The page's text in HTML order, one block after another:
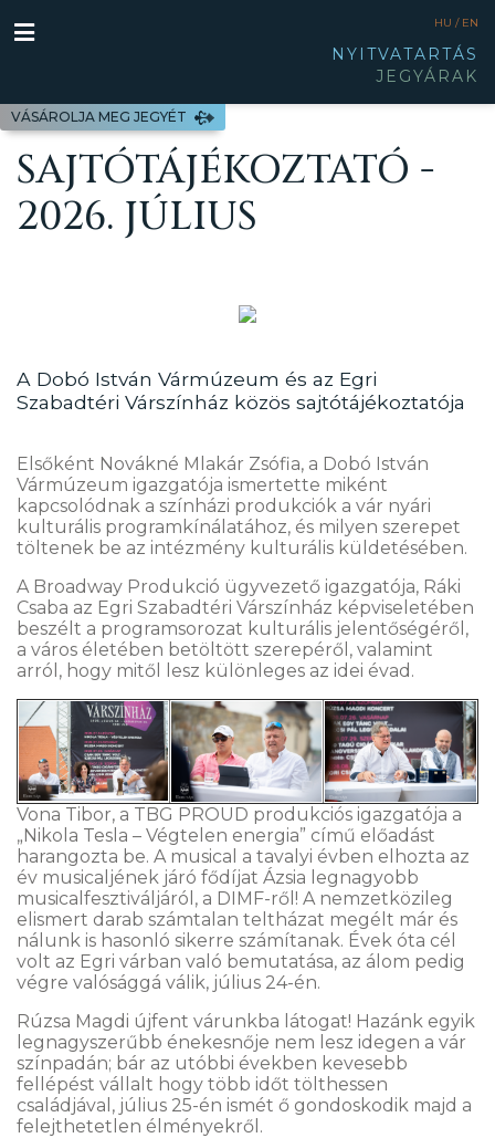
VÁSÁROLJA MEG JEGYÉT
HU / EN
NYITVATARTÁS
JEGYÁRAK
SAJTÓTÁJÉKOZTATÓ -
2026. JÚLIUS
A Dobó István Vármúzeum és az Egri
Szabadtéri Várszínház közös sajtótájékoztatója
Elsőként Novákné Mlakár Zsófia, a Dobó István
Vármúzeum igazgatója ismertette miként
kapcsolódnak a színházi produkciók a vár nyári
kulturális programkínálatához, és milyen szerepet
töltenek be az intézmény kulturális küldetésében.
A Broadway Produkció ügyvezető igazgatója, Ráki
Csaba az Egri Szabadtéri Várszínház képviseletében
beszélt a programsorozat kulturális jelentőségéről,
a város életében betöltött szerepéről, valamint
arról, hogy mitől lesz különleges az idei évad.
Vona Tibor, a TBG PROUD produkciós igazgatója a
„Nikola Tesla – Végtelen energia” című előadást
harangozta be. A musical a tavalyi évben elhozta az
év musicaljének járó fődíjat Ázsia legnagyobb
musicalfesztiváljáról, a DIMF-ről! A nemzetközileg
elismert darab számtalan teltházat megélt már és
nálunk is hasonló sikerre számítanak. Évek óta cél
volt az Egri várban való bemutatása, az álom pedig
végre valósággá válik, július 24-én.
Rúzsa Magdi újfent várunkba látogat! Hazánk egyik
legnagyszerűbb énekesnője nem lesz idegen a vár
színpadán; bár az utóbbi években kevesebb
fellépést vállalt hogy több időt tölthessen
családjával, július 25-én ismét ő gondoskodik majd a
felejthetetlen élményekről.